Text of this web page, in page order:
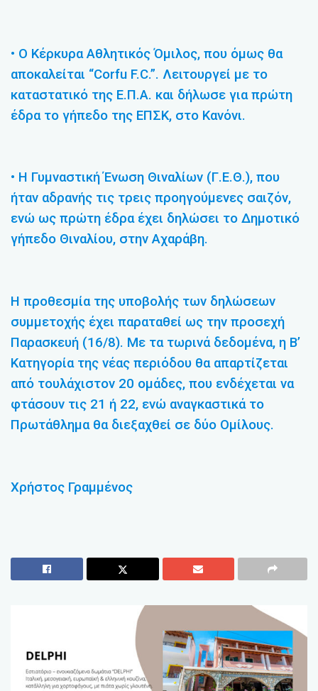
• Ο Κέρκυρα Αθλητικός Όμιλος, που όμως θα
αποκαλείται “Corfu F.C.”. Λειτουργεί με το
καταστατικό της Ε.Π.Α. και δήλωσε για πρώτη
έδρα το γήπεδο της ΕΠΣΚ, στο Κανόνι.
• Η Γυμναστική Ένωση Θιναλίων (Γ.Ε.Θ.), που
ήταν αδρανής τις τρεις προηγούμενες σαιζόν,
ενώ ως πρώτη έδρα έχει δηλώσει το Δημοτικό
γήπεδο Θιναλίου, στην Αχαράβη.
Η προθεσμία της υποβολής των δηλώσεων
συμμετοχής έχει παραταθεί ως την προσεχή
Παρασκευή (16/8). Με τα τωρινά δεδομένα, η Β’
Κατηγορία της νέας περιόδου θα απαρτίζεται
από τουλάχιστον 20 ομάδες, που ενδέχεται να
φτάσουν τις 21 ή 22, ενώ αναγκαστικά το
Πρωτάθλημα θα διεξαχθεί σε δύο Ομίλους.
Χρήστος Γραμμένος